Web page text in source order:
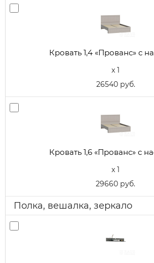
Кровать 1,4 «Прованс» с
x 1
26540 руб.
Кровать 1,6 «Прованс» с
x 1
29660 руб.
Полка, вешалка, зеркало